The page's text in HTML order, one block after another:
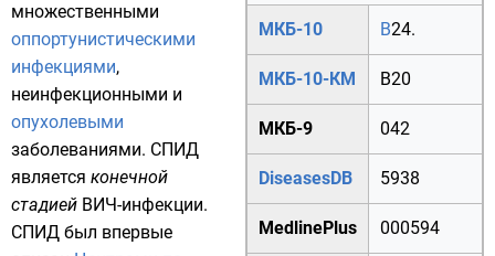
МКБ-10 B24.
МКБ-10-КМ B20
МКБ-9 042
DiseasesDB 5938
MedlinePlus 000594
множественными
оппортунистическими
инфекциями,
неинфекционными и
опухолевыми
заболеваниями. СПИД
является конечной
стадией ВИЧ-инфекции.
СПИД был впервые